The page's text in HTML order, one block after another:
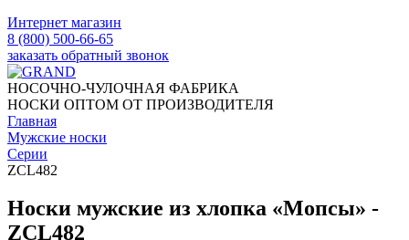
Интернет магазин
8 (800) 500-66-65
заказать обратный звонок
НОСОЧНО-ЧУЛОЧНАЯ ФАБРИКА
НОСКИ ОПТОМ ОТ ПРОИЗВОДИТЕЛЯ
Главная
Мужские носки
Серии
ZCL482
Носки мужские из хлопка «Мопсы» -
ZCL482